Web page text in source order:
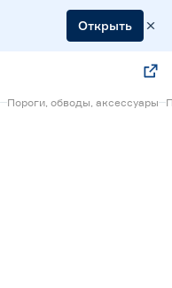
Открыть
Пороги, обводы, аксессуары